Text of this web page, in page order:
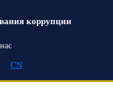
коррупции
CN